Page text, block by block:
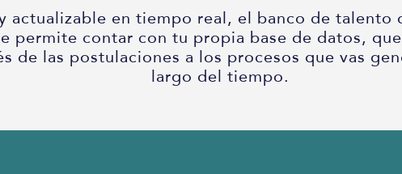
actualizable en tiempo real, el banco de talento
permite contar con tu propia base de datos,
de las postulaciones a los procesos que vas
largo del tiempo.